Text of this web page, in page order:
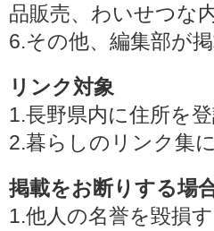
品販売、わいせつな
6.その他、編集部が
リンク対象
1.長野県内に住所を
2.暮らしのリンク集
掲載をお断りする場
1.他人の名誉を毀損